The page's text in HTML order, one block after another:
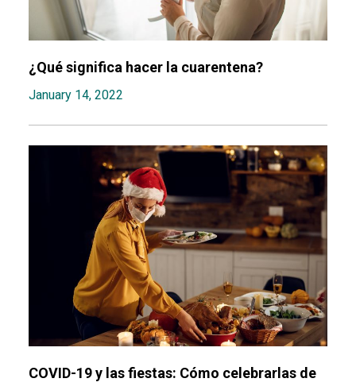
¿Qué significa hacer la cuarentena?
January 14, 2022
COVID-19 y las fiestas: Cómo celebrarlas de